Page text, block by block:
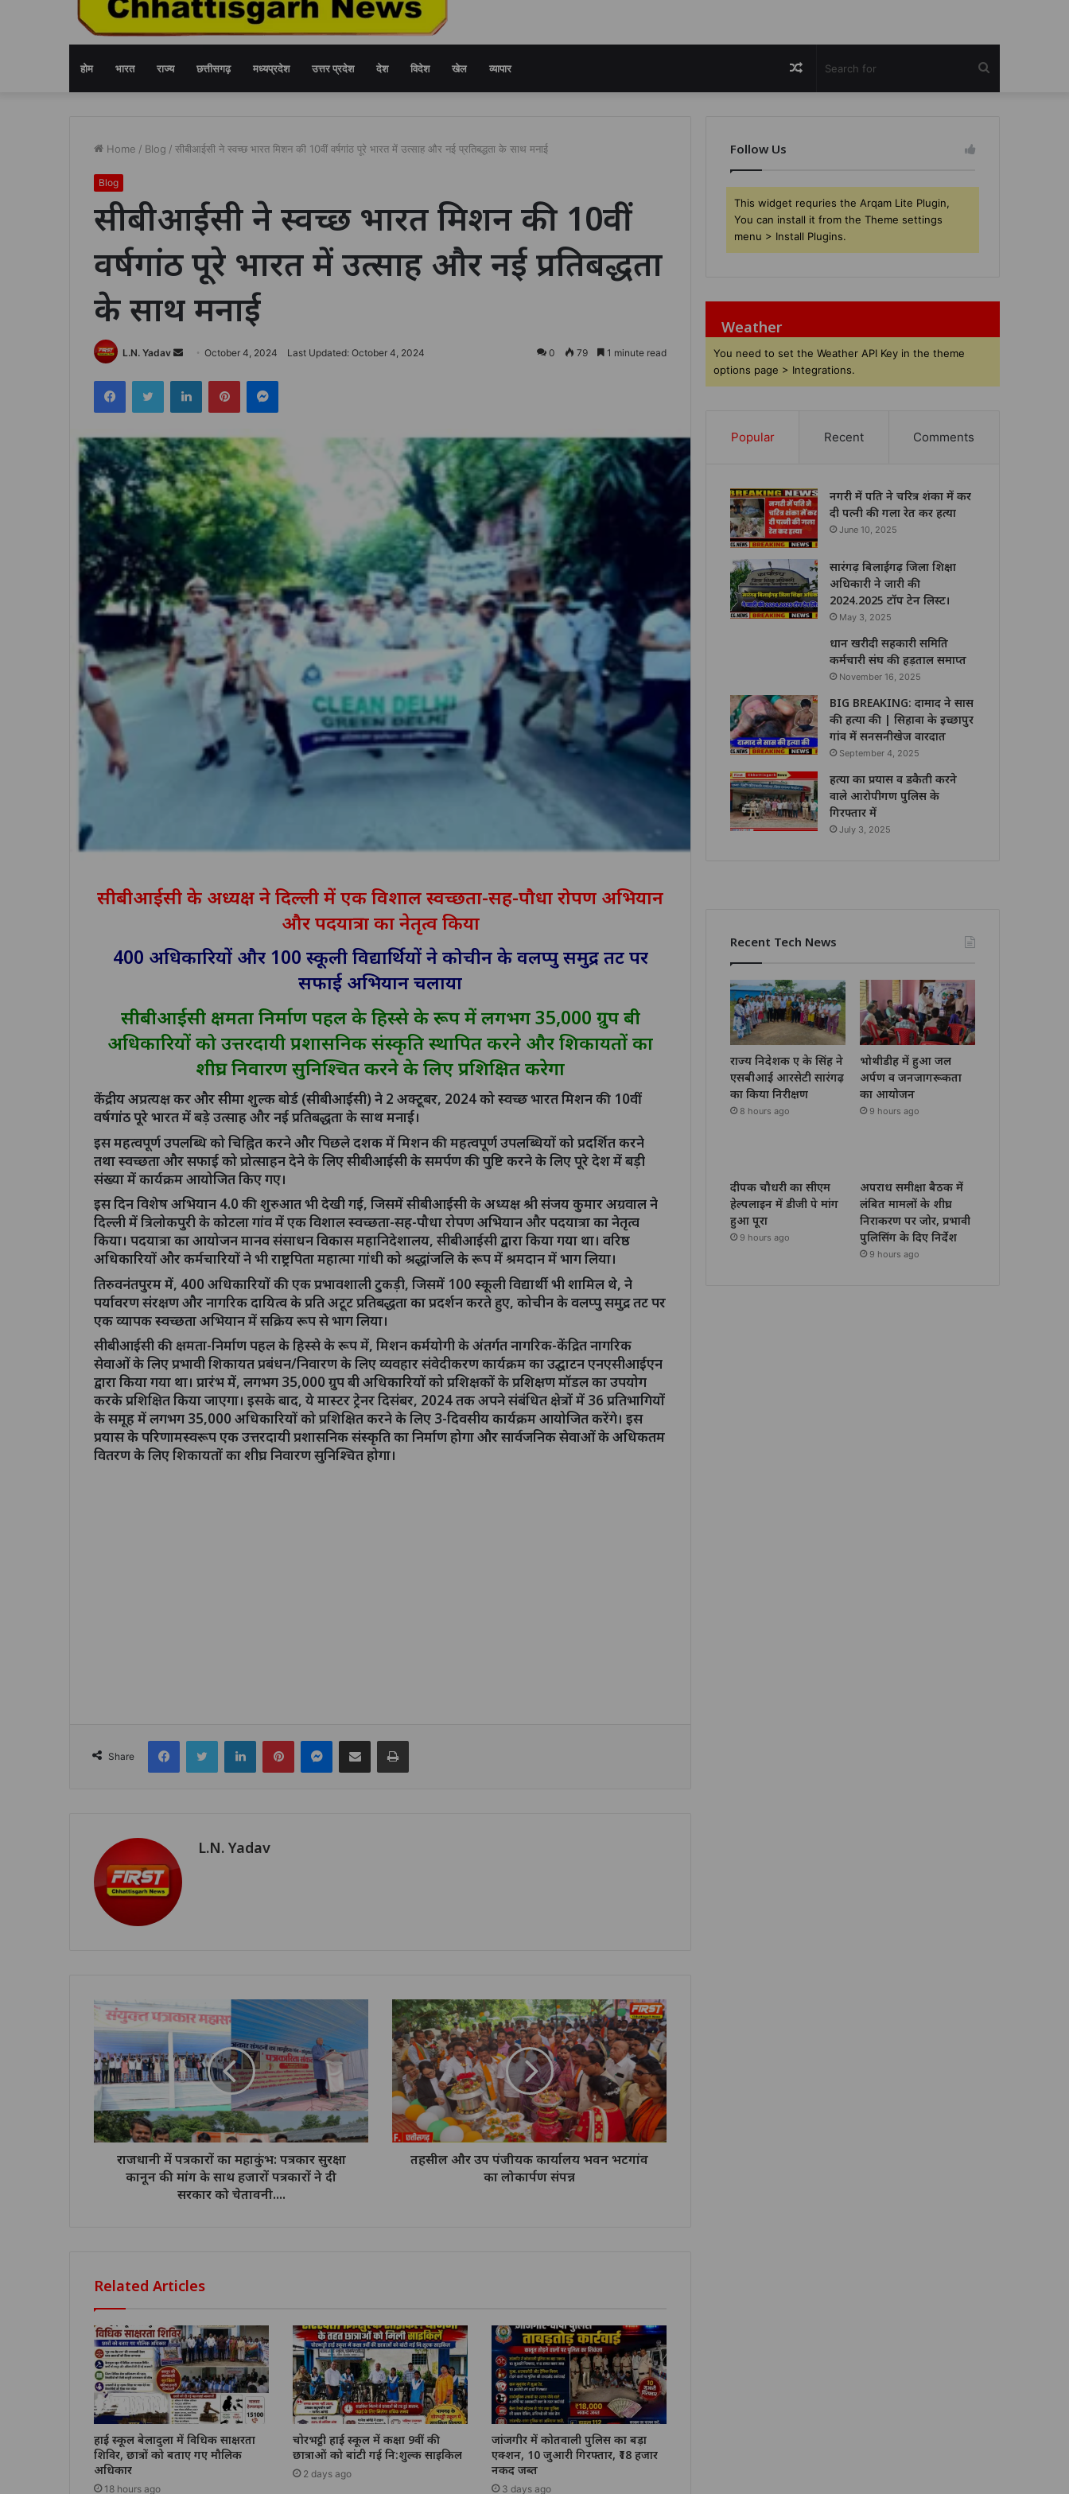
होम भारत राज्य छत्तीसगढ़ मध्यप्रदेश उत्तर प्रदेश देश विदेश खेल व्यापार Random
Home / Blog / सीबीआईसी ने स्वच्छ भारत मिशन की 10वीं वर्षगांठ पूरे भारत में उत्साह और नई प्रतिबद्धता के साथ मनाई
Blog
सीबीआईसी ने स्वच्छ भारत मिशन की 10वीं
वर्षगांठ पूरे भारत में उत्साह और नई प्रतिबद्धता
के साथ मनाई
L.N. Yadav
Send
email
October 4, 2024 Last Updated: October 4, 2024 0 79 1 minute read
FacebookTwitter LinkedInPinterestMessenger
सीबीआईसी के अध्यक्ष ने दिल्ली में एक विशाल स्वच्छता-सह-पौधा रोपण अभियान
और पदयात्रा का नेतृत्व किया
400 अधिकारियों और 100 स्कूली विद्यार्थियों ने कोचीन के वलप्पु समुद्र तट पर
सफाई अभियान चलाया
सीबीआईसी क्षमता निर्माण पहल के हिस्से के रूप में लगभग 35,000 ग्रुप बी
अधिकारियों को उत्तरदायी प्रशासनिक संस्कृति स्थापित करने और शिकायतों का
शीघ्र निवारण सुनिश्चित करने के लिए प्रशिक्षित करेगा
केंद्रीय अप्रत्यक्ष कर और सीमा शुल्क बोर्ड (सीबीआईसी) ने 2 अक्टूबर, 2024 को स्वच्छ भारत मिशन की 10वीं
वर्षगांठ पूरे भारत में बड़े उत्साह और नई प्रतिबद्धता के साथ मनाई।
इस महत्वपूर्ण उपलब्धि को चिह्नित करने और पिछले दशक में मिशन की महत्वपूर्ण उपलब्धियों को प्रदर्शित करने
तथा स्वच्छता और सफाई को प्रोत्साहन देने के लिए सीबीआईसी के समर्पण की पुष्टि करने के लिए पूरे देश में बड़ी
संख्या में कार्यक्रम आयोजित किए गए।
इस दिन विशेष अभियान 4.0 की शुरुआत भी देखी गई, जिसमें सीबीआईसी के अध्यक्ष श्री संजय कुमार अग्रवाल ने
दिल्ली में त्रिलोकपुरी के कोटला गांव में एक विशाल स्वच्छता-सह-पौधा रोपण अभियान और पदयात्रा का नेतृत्व
किया। पदयात्रा का आयोजन मानव संसाधन विकास महानिदेशालय, सीबीआईसी द्वारा किया गया था। वरिष्ठ
अधिकारियों और कर्मचारियों ने भी राष्ट्रपिता महात्मा गांधी को श्रद्धांजलि के रूप में श्रमदान में भाग लिया।
तिरुवनंतपुरम में, 400 अधिकारियों की एक प्रभावशाली टुकड़ी, जिसमें 100 स्कूली विद्यार्थी भी शामिल थे, ने
पर्यावरण संरक्षण और नागरिक दायित्व के प्रति अटूट प्रतिबद्धता का प्रदर्शन करते हुए, कोचीन के वलप्पु समुद्र तट पर
एक व्यापक स्वच्छता अभियान में सक्रिय रूप से भाग लिया।
सीबीआईसी की क्षमता-निर्माण पहल के हिस्से के रूप में, मिशन कर्मयोगी के अंतर्गत नागरिक-केंद्रित नागरिक
सेवाओं के लिए प्रभावी शिकायत प्रबंधन/निवारण के लिए व्यवहार संवेदीकरण कार्यक्रम का उद्घाटन एनएसीआईएन
द्वारा किया गया था। प्रारंभ में, लगभग 35,000 ग्रुप बी अधिकारियों को प्रशिक्षकों के प्रशिक्षण मॉडल का उपयोग
करके प्रशिक्षित किया जाएगा। इसके बाद, ये मास्टर ट्रेनर दिसंबर, 2024 तक अपने संबंधित क्षेत्रों में 36 प्रतिभागियों
के समूह में लगभग 35,000 अधिकारियों को प्रशिक्षित करने के लिए 3-दिवसीय कार्यक्रम आयोजित करेंगे। इस
प्रयास के परिणामस्वरूप एक उत्तरदायी प्रशासनिक संस्कृति का निर्माण होगा और सार्वजनिक सेवाओं के अधिकतम
वितरण के लिए शिकायतों का शीघ्र निवारण सुनिश्चित होगा।
Share
FacebookTwitter LinkedInPinterestMessenger
Share via Email Print
L.N. Yadav
राजधानी में पत्रकारों का महाकुंभ: पत्रकार सुरक्षा
कानून की मांग के साथ हजारों पत्रकारों ने दी
सरकार को चेतावनी....
तहसील और उप पंजीयक कार्यालय भवन भटगांव
का लोकार्पण संपन्न
Related Articles
हाई स्कूल बेलादुला में विधिक साक्षरता
शिविर, छात्रों को बताए गए मौलिक
अधिकार
18 hours ago
चोरभट्ठी हाई स्कूल में कक्षा 9वीं की
छात्राओं को बांटी गई नि:शुल्क साइकिल
2 days ago
जांजगीर में कोतवाली पुलिस का बड़ा
एक्शन, 10 जुआरी गिरफ्तार, ₹18 हजार
नकद जब्त
3 days ago
Follow Us
This widget requries the Arqam Lite Plugin,
You can install it from the Theme settings
menu > Install Plugins.
Weather
You need to set the Weather API Key in the theme
options page > Integrations.
Popular Recent Comments
नगरी में पति ने चरित्र शंका में कर
दी पत्नी की गला रेत कर हत्या
June 10, 2025
सारंगढ़ बिलाईगढ़ जिला शिक्षा
अधिकारी ने जारी की
2024.2025 टॉप टेन लिस्ट।
May 3, 2025
धान खरीदी सहकारी समिति
कर्मचारी संघ की हड़ताल समाप्त
November 16, 2025
BIG BREAKING: दामाद ने सास
की हत्या की | सिहावा के इच्छापुर
गांव में सनसनीखेज वारदात
September 4, 2025
हत्या का प्रयास व डकैती करने
वाले आरोपीगण पुलिस के
गिरफ्तार में
July 3, 2025
Recent Tech News
राज्य निदेशक ए के सिंह ने
एसबीआई आरसेटी सारंगढ़
का किया निरीक्षण
8 hours ago
भोथीडीह में हुआ जल
अर्पण व जनजागरूकता
का आयोजन
9 hours ago
दीपक चौधरी का सीएम
हेल्पलाइन में डीजी पे मांग
हुआ पूरा
9 hours ago
अपराध समीक्षा बैठक में
लंबित मामलों के शीघ्र
निराकरण पर जोर, प्रभावी
पुलिसिंग के दिए निर्देश
9 hours ago